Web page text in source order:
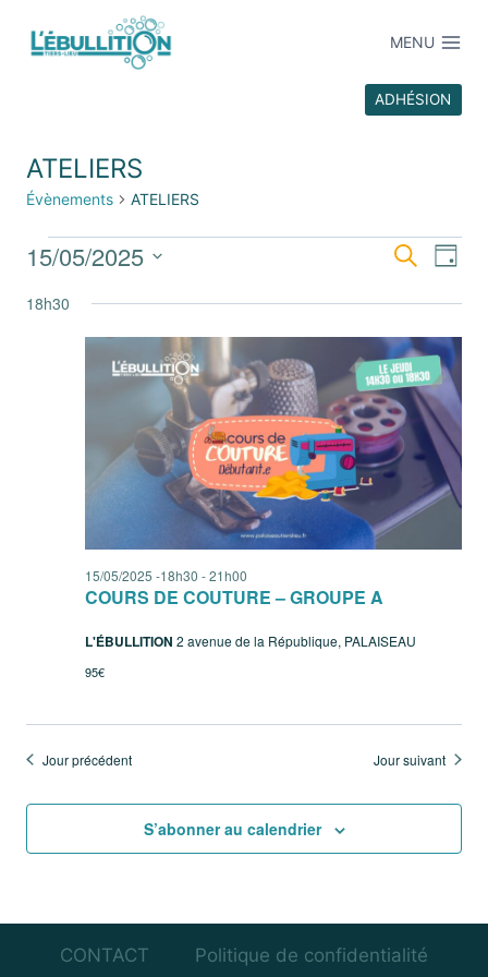
MENU
ADHÉSION
ATELIERS
Évènements ATELIERS
et
de
vues
Recherche
de
Jour
15/05/2025
une
18h30
COURS DE COUTURE – GROUPE A
15/05/2025 -18h30 -21h00
L'ÉBULLITION 2 avenue de la République, PALAISEAU
95€
Jour précédent Jour suivant
S’abonner au calendrier
CONTACT Politique de confidentialité